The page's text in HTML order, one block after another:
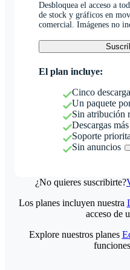
Desbloquea el acceso a
de stock y gráficos en
comercial. Imágenes no
El plan incluye:
Cinco
Un paquete
Sin atribución
Descargas
Soporte
Sin anuncios
¿No quieres suscribirte?
Los planes incluyen nuestra
acceso de
Explore nuestros planes